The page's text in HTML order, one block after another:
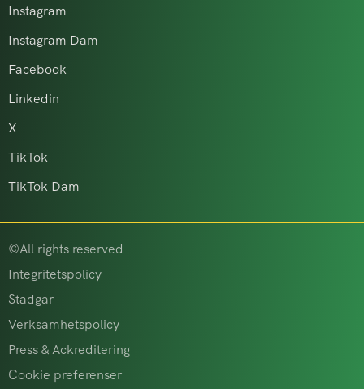
Instagram
Instagram Dam
Facebook
Linkedin
X
TikTok
TikTok Dam
©All rights reserved
Integritetspolicy
Stadgar
Verksamhetspolicy
Press & Ackreditering
Cookie preferenser